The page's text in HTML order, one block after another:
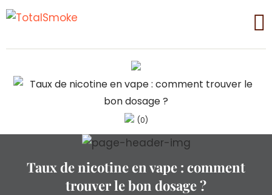
(0)
Taux de nicotine en vape : comment
trouver le bon dosage ?